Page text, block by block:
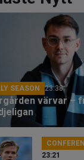
SEASON 23:38
värvar –
23:21